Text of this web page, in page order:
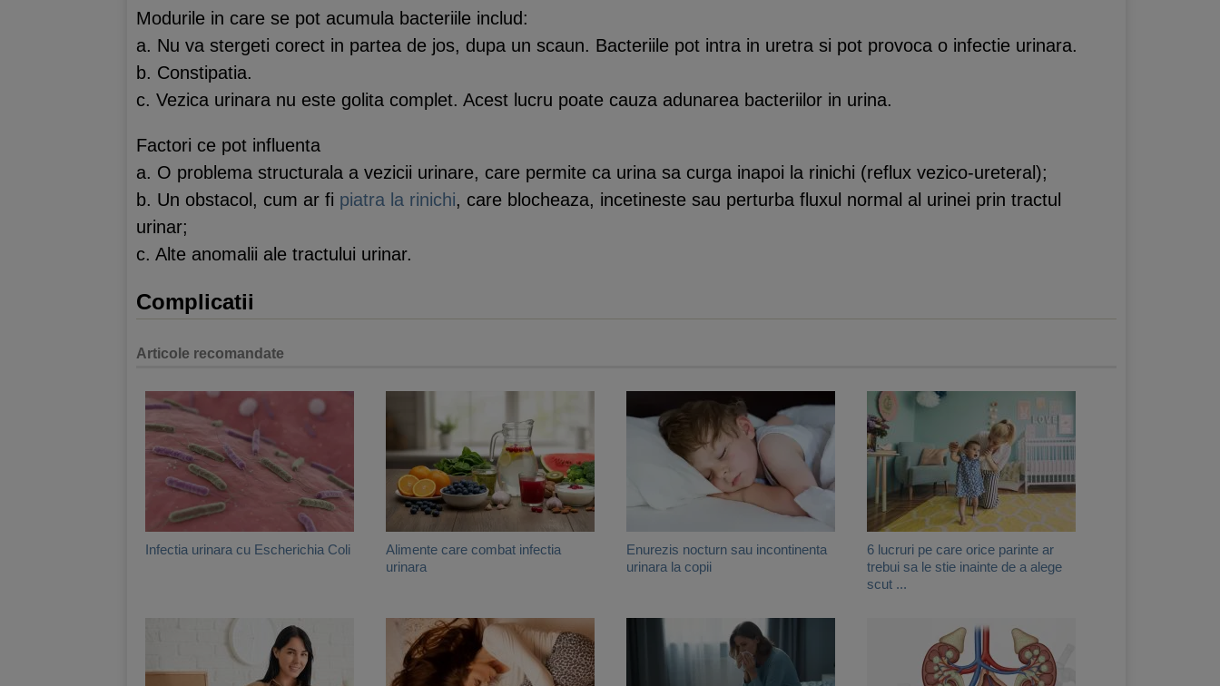
Modurile in care se pot acumula bacteriile includ:
a. Nu va stergeti corect in partea de jos, dupa un scaun. Bacteriile pot intra in uretra si pot provoca o infectie urinara.
b. Constipatia.
c. Vezica urinara nu este golita complet. Acest lucru poate cauza adunarea bacteriilor in urina.
Factori ce pot influenta
a. O problema structurala a vezicii urinare, care permite ca urina sa curga inapoi la rinichi (reflux vezico-ureteral);
b. Un obstacol, cum ar fi piatra la rinichi, care blocheaza, incetineste sau perturba fluxul normal al urinei prin tractul
urinar;
c. Alte anomalii ale tractului urinar.
Complicatii
Articole recomandate
Infectia urinara cu Escherichia Coli
Alimente care combat infectia
urinara
Enurezis nocturn sau incontinenta
urinara la copii
6 lucruri pe care orice parinte ar
trebui sa le stie inainte de a alege
scut ...